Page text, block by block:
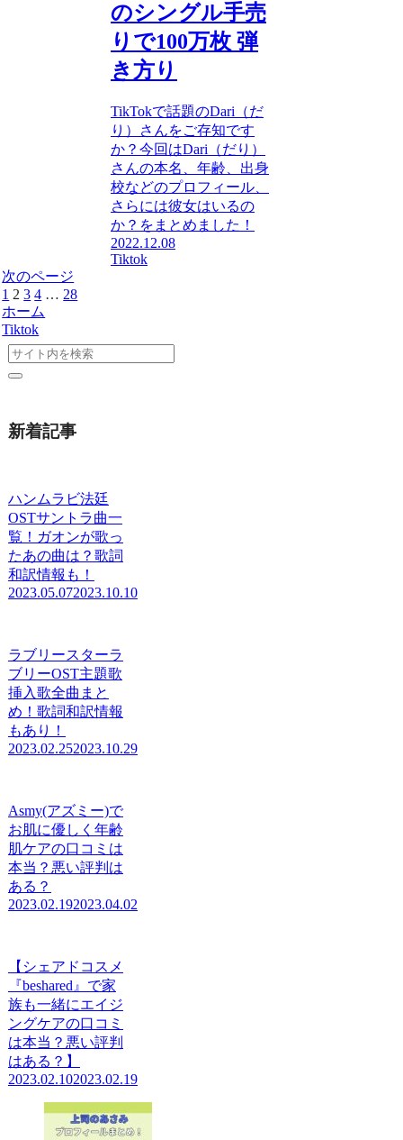
のシングル手売
りで100万枚 弾
き方り
TikTokで話題のDari（だ
り）さんをご存知です
か？今回はDari（だり）
さんの本名、年齢、出身
校などのプロフィール、
さらには彼女はいるの
か？をまとめました！
2022.12.08
Tiktok
次のページ
1 2 3 4 … 28
ホーム
Tiktok
新着記事
ハンムラビ法廷
OSTサントラ曲一
覧！ガオンが歌っ
たあの曲は？歌詞
和訳情報も！
2023.05.072023.10.10
ラブリースターラ
ブリーOST主題歌
挿入歌全曲まと
め！歌詞和訳情報
もあり！
2023.02.252023.10.29
Asmy(アズミー)で
お肌に優しく年齢
肌ケアの口コミは
本当？悪い評判は
ある？
2023.02.192023.04.02
【シェアドコスメ
『beshared』で家
族も一緒にエイジ
ングケアの口コミ
は本当？悪い評判
はある？】
2023.02.102023.02.19